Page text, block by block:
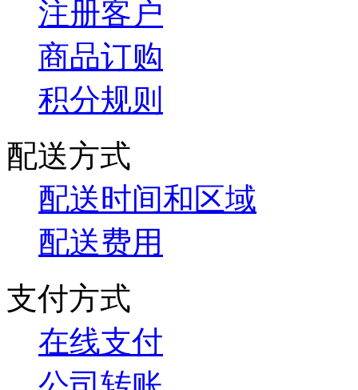
注册客户
商品订购
积分规则
配送方式
配送时间和区域
配送费用
支付方式
在线支付